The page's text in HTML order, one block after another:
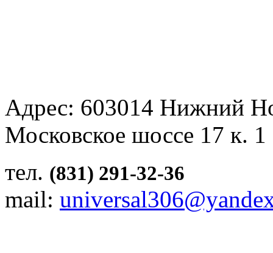
Адрес: 603014 Нижний
Московское шоссе 17 к.
тел. (831) 291-32-36
mail: